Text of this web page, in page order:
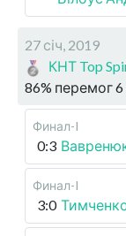
27 січ, 2019
КНТ Top
86% перемог6
Финал-I
0:3
Финал-I
3:0